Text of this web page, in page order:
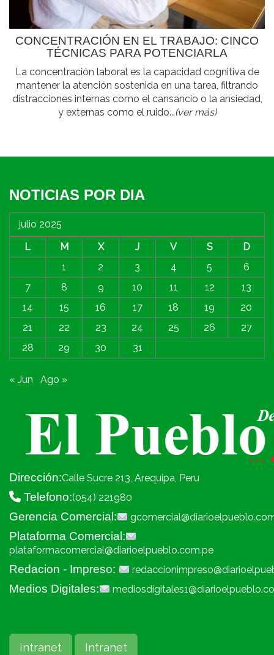
CONCENTRACIÓN EN EL TRABAJO: CINCO
TÉCNICAS PARA POTENCIARLA
La concentración laboral es la capacidad cognitiva de
mantener la atención sostenida en una tarea, filtrando
distracciones internas como el cansancio o la ansiedad,
y externas como el ruido...(ver más)
NOTICIAS POR DIA
julio 2025
L
M X J V S
D
1
2 3 4 5
6
7
8 9 10 11 12
13
14
15 16 17 18 19
20
21
22 23 24 25 26
27
28
29 30 31
« Jun Ago »
Dirección:Calle Sucre 213, Arequipa, Peru
Telefono:(054) 221980
Gerencia Comercial:
Plataforma Comercial:
plataformacomercial@diarioelpueblo.com.pe
Redacion - Impreso:
Medios Digitales:
Intranet Intranet